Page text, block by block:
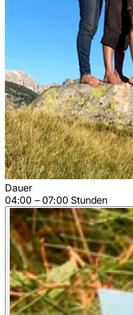
Dauer
04:00 – 07:00 Stunden